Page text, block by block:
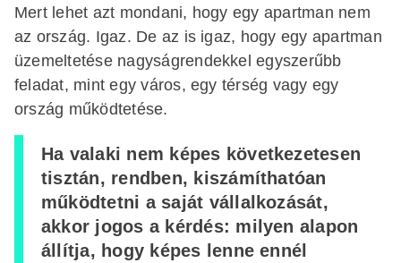
Mert lehet azt mondani, hogy egy apartman nem
az ország. Igaz. De az is igaz, hogy egy apartman
üzemeltetése nagyságrendekkel egyszerűbb
feladat, mint egy város, egy térség vagy egy
ország működtetése.
Ha valaki nem képes következetesen
tisztán, rendben, kiszámíthatóan
működtetni a saját vállalkozását,
akkor jogos a kérdés: milyen alapon
állítja, hogy képes lenne ennél